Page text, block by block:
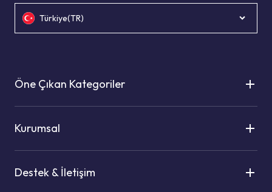
Türkiye(TR)
Öne Çıkan Kategoriler
Kurumsal
Destek & İletişim